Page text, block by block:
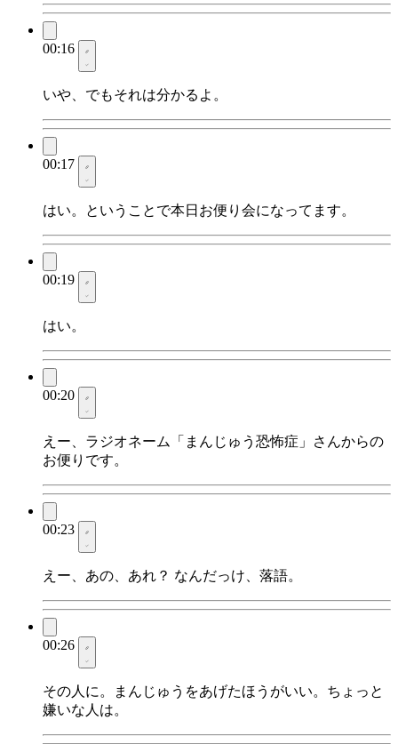
00:16
いや、でもそれは分かるよ。
00:17
はい。ということで本日お便り会になってます。
00:19
はい。
00:20
えー、ラジオネーム「まんじゅう恐怖症」さんからの
お便りです。
00:23
えー、あの、あれ？ なんだっけ、落語。
00:26
その人に。まんじゅうをあげたほうがいい。ちょっと
嫌いな人は。